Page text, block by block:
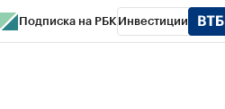
Подписка на РБК Инвестиции